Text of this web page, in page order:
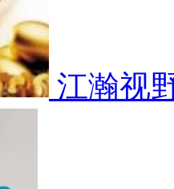
江瀚视